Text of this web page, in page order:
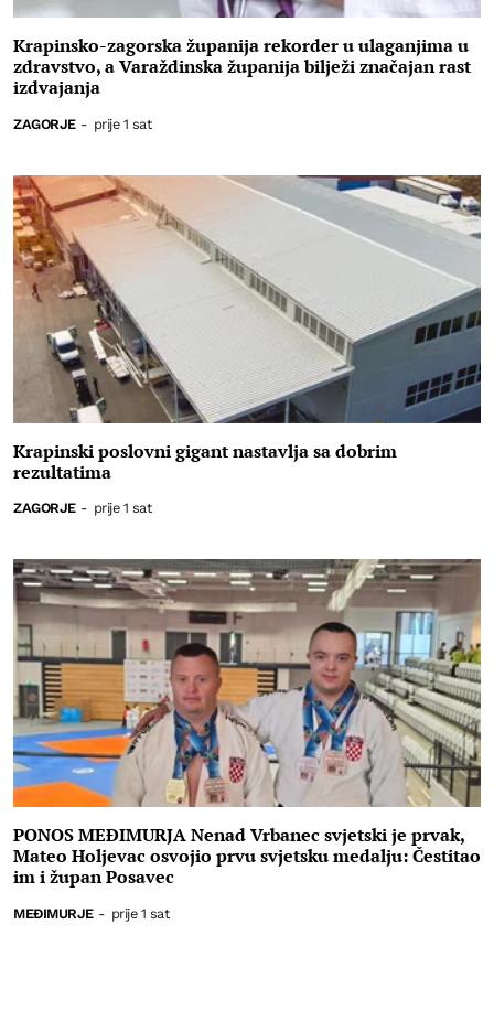
Krapinsko-zagorska županija rekorder u ulaganjima u
zdravstvo, a Varaždinska županija bilježi značajan rast
izdvajanja
ZAGORJE - prije 1 sat
Krapinski poslovni gigant nastavlja sa dobrim
rezultatima
ZAGORJE - prije 1 sat
PONOS MEĐIMURJA Nenad Vrbanec svjetski je prvak,
Mateo Holjevac osvojio prvu svjetsku medalju: Čestitao
im i župan Posavec
MEĐIMURJE - prije 1 sat